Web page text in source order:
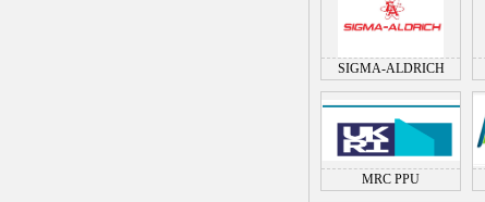
SIGMA-ALDRICH
MRC PPU